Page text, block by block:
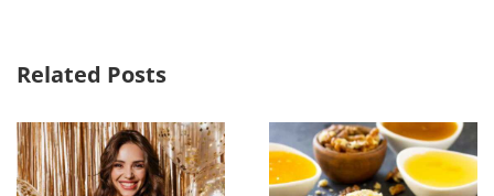
Related Posts